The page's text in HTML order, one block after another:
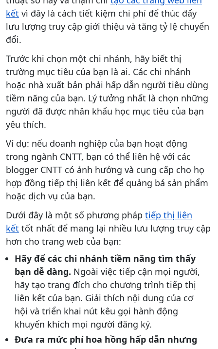
kết vì đây là cách tiết kiệm chi phí để thúc đẩy
lưu lượng truy cập giới thiệu và tăng tỷ lệ chuyển
đổi.
Trước khi chọn một chi nhánh, hãy biết thị
trường mục tiêu của bạn là ai. Các chi nhánh
hoặc nhà xuất bản phải hấp dẫn người tiêu dùng
tiềm năng của bạn. Lý tưởng nhất là chọn những
người đã được nhân khẩu học mục tiêu của bạn
yêu thích.
Ví dụ: nếu doanh nghiệp của bạn hoạt động
trong ngành CNTT, bạn có thể liên hệ với các
blogger CNTT có ảnh hưởng và cung cấp cho họ
hợp đồng tiếp thị liên kết để quảng bá sản phẩm
hoặc dịch vụ của bạn.
Dưới đây là một số phương pháp tiếp thị liên
kết tốt nhất để mang lại nhiều lưu lượng truy cập
hơn cho trang web của bạn:
Hãy để các chi nhánh tiềm năng tìm thấy
bạn dễ dàng. Ngoài việc tiếp cận mọi người,
hãy tạo trang đích cho chương trình tiếp thị
liên kết của bạn. Giải thích nội dung của cơ
hội và triển khai nút kêu gọi hành động
khuyến khích mọi người đăng ký.
Đưa ra mức phí hoa hồng hấp dẫn nhưng